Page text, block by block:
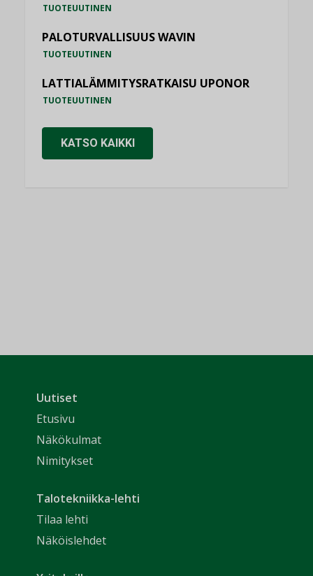
TUOTEUUTINEN
PALOTURVALLISUUS WAVIN
TUOTEUUTINEN
LATTIALÄMMITYSRATKAISU UPONOR
TUOTEUUTINEN
KATSO KAIKKI
Uutiset
Etusivu
Näkökulmat
Nimitykset
Talotekniikka-lehti
Tilaa lehti
Näköislehdet